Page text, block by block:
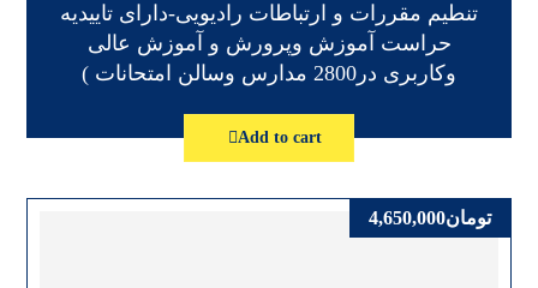
تنطیم مقررات و ارتباطات رادیویی-دارای تاییدیه
حراست آموزش وپرورش و آموزش عالی
وکاربری در2800 مدارس وسالن امتحانات )
Add to cart
تومان4,650,000